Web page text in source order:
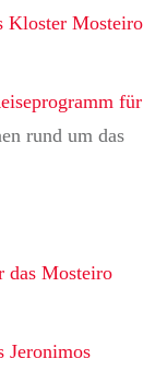
Kloster Mosteiro
für
rund um das
das Mosteiro
Jeronimos